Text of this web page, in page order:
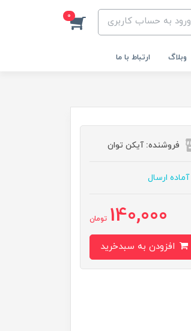
ورود به حساب کاربری 0
وبلاگ ارتباط با ما
فروشنده: آیکن توان
آماده ارسال
140,000 تومان